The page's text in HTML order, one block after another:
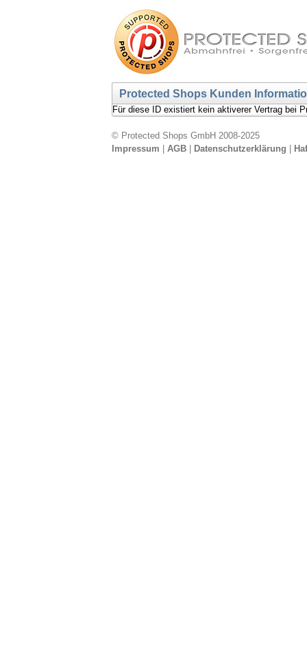
Protected Shops Kunden
Für diese ID existiert kein aktiverer Vertrag bei
© Protected Shops GmbH 2008-2025
Impressum
AGB Datenschutzerklärung